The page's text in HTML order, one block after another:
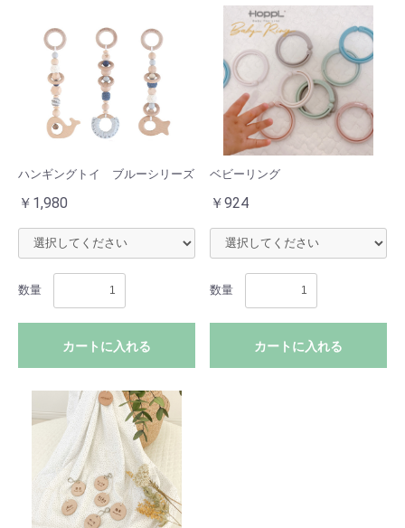
ハンギングトイ ブルーシリーズ
￥1,980
数量
カートに入れる
ベビーリング
￥924
数量
カートに入れる